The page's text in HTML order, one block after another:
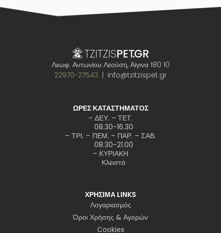
Λεωφ. Αντωνίου Λεούση, Αίγινα 180 10
22970-27543 | info@tzitzispet.gr
ΩΡΕΣ ΚΑΤΑΣΤΗΜΑΤΟΣ
– ΔΕΥ. – ΤΕΤ.
08.30-16.30
– ΤΡΙ. – ΠΕΜ. – ΠΑΡ. – ΣΑΒ.
08.30-21.00
– ΚΥΡΙΑΚΗ
Κλειστά
ΧΡΗΣΙΜΑ LINKS
Λογαριασμός
Όροι Χρήσης & Αγορών
Cookies